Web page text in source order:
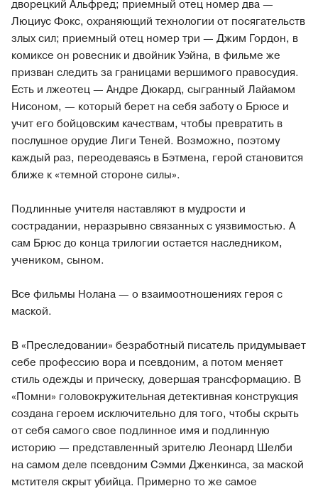
дворецкий Альфред; приемный отец номер два —
Люциус Фокс, охраняющий технологии от посягательств
злых сил; приемный отец номер три — Джим Гордон, в
комиксе он ровесник и двойник Уэйна, в фильме же
призван следить за границами вершимого правосудия.
Есть и лжеотец — Андре Дюкард, сыгранный Лайамом
Нисоном, — который берет на себя заботу о Брюсе и
учит его бойцовским качествам, чтобы превратить в
послушное орудие Лиги Теней. Возможно, поэтому
каждый раз, переодеваясь в Бэтмена, герой становится
ближе к «темной стороне силы».
Подлинные учителя наставляют в мудрости и
сострадании, неразрывно связанных с уязвимостью. А
сам Брюс до конца трилогии остается наследником,
учеником, сыном.
Все фильмы Нолана — о взаимоотношениях героя с
маской.
В «Преследовании» безработный писатель придумывает
себе профессию вора и псевдоним, а потом меняет
стиль одежды и прическу, довершая трансформацию. В
«Помни» головокружительная детективная конструкция
создана героем исключительно для того, чтобы скрыть
от себя самого свое подлинное имя и подлинную
историю — представленный зрителю Леонард Шелби
на самом деле псевдоним Сэмми Дженкинса, за маской
мстителя скрыт убийца. Примерно то же самое